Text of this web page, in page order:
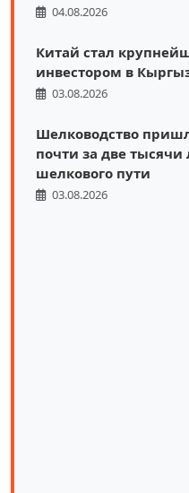
04.08.2026
Китай стал
инвестором в
03.08.2026
Шелководство
почти за две тысячи
шелкового пути
03.08.2026